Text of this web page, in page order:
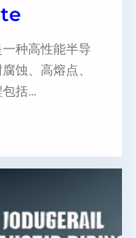
种高性能半导
蚀、高熔点、
包括…